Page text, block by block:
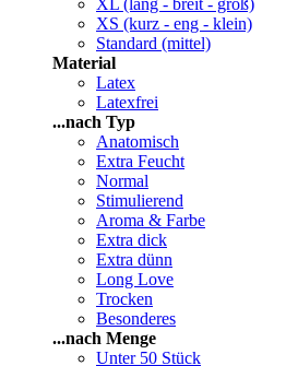
XL (lang - breit - groß)
XS (kurz - eng - klein)
Standard (mittel)
Material
Latex
Latexfrei
...nach Typ
Anatomisch
Extra Feucht
Normal
Stimulierend
Aroma & Farbe
Extra dick
Extra dünn
Long Love
Trocken
Besonderes
...nach Menge
Unter 50 Stück